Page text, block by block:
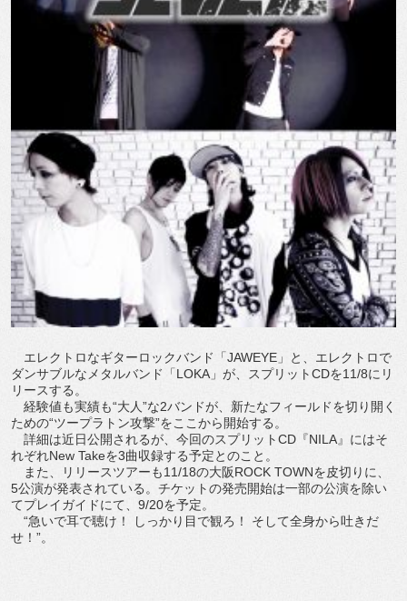
エレクトロなギターロックバンド「JAWEYE」と、エレクトロで
ダンサブルなメタルバンド「LOKA」が、スプリットCDを11/8にリ
リースする。
経験値も実績も“大人”な2バンドが、新たなフィールドを切り開く
ための“ツープラトン攻撃”をここから開始する。
詳細は近日公開されるが、今回のスプリットCD『NILA』にはそ
れぞれNew Takeを3曲収録する予定とのこと。
また、リリースツアーも11/18の大阪ROCK TOWNを皮切りに、
5公演が発表されている。チケットの発売開始は一部の公演を除い
てプレイガイドにて、9/20を予定。
“急いで耳で聴け！ しっかり目で観ろ！ そして全身から吐きだ
せ！”。